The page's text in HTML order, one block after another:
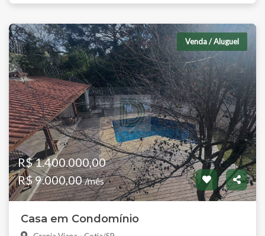
Venda / Aluguel
R$ 1.400.000,00
R$ 9.000,00/mês
Casa em Condomínio